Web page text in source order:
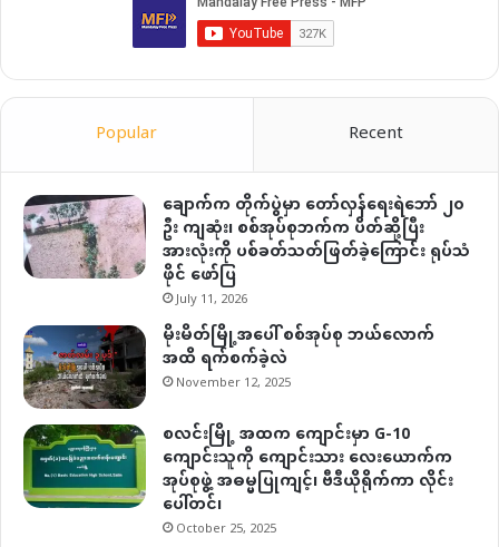
Popular Recent
ချောက်က တိုက်ပွဲမှာ တော်လှန်ရေးရဲဘော် ၂၀
ဦး ကျဆုံး၊ စစ်အုပ်စုဘက်က ပိတ်ဆို့ပြီး
အားလုံးကို ပစ်ခတ်သတ်ဖြတ်ခဲ့ကြောင်း ရုပ်သံ
ဖိုင် ဖော်ပြ
July 11, 2026
မိုးမိတ်မြို့အပေါ် စစ်အုပ်စု ဘယ်လောက်
အထိ ရက်စက်ခဲ့လဲ
November 12, 2025
စလင်းမြို့ အထက ကျောင်းမှာ G-10
ကျောင်းသူကို ကျောင်းသား လေးယောက်က
အုပ်စုဖွဲ့ အဓမ္မပြုကျင့်၊ ဗီဒီယိုရိုက်ကာ လိုင်း
ပေါ်တင်၊
October 25, 2025